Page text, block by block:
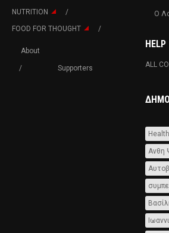
NUTRITION
FOOD FOR THOUGHT
About
Supporters
Ο
HELP
ALL
Ανθη